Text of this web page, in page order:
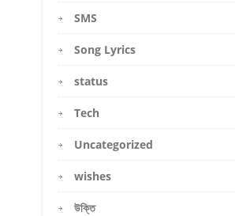
SMS
Song Lyrics
status
Tech
Uncategorized
wishes
উক্তি